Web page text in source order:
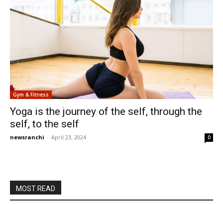
Gym & Fitness
Yoga is the journey of the self, through the
self, to the self
newsranchi - April 23, 2024 0
MOST READ